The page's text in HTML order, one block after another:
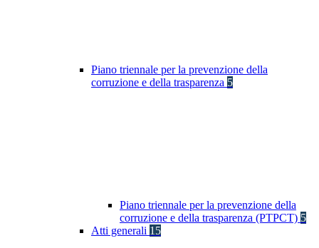
Piano triennale per la prevenzione della
corruzione e della trasparenza 5
Piano triennale per la prevenzione della
corruzione e della trasparenza (PTPCT) 5
Atti generali 15